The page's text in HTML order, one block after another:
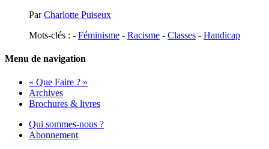
ParCharlotte Puiseux
Mots-clés : - Féminisme - Racisme - Classes - Handicap
Menu de navigation
« Que Faire ? »
Archives
Brochures & livres
Qui sommes-nous ?
Abonnement